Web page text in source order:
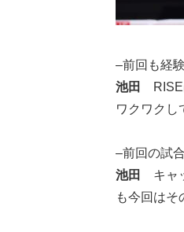
–前回も経
池田
RISE
ワクワクし
–前回の試
池田
キャ
も今回はそ